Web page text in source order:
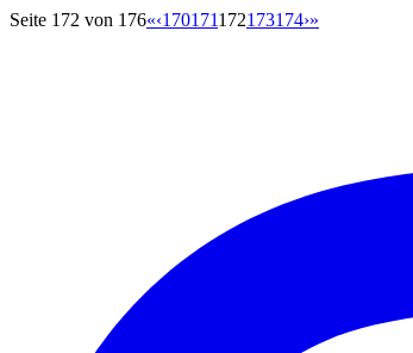
Seite 172 von 176«‹170171172173174›»